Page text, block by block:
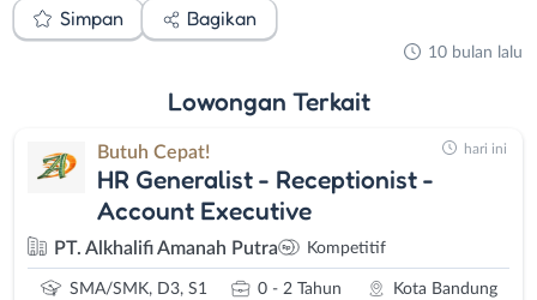
Simpan Bagikan
10 bulan lalu
Lowongan Terkait
Butuh Cepat!
HR Generalist - Receptionist -
Account Executive
PT. Alkhalifi Amanah Putra Kompetitif
SMA/SMK, D3, S1 0 - 2 Tahun Kota Bandung
hari ini